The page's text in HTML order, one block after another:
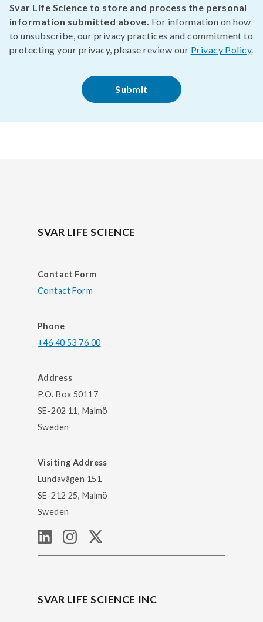
Svar Life Science to store and process the personal
information submitted above. For information on how
to unsubscribe, our privacy practices and commitment to
protecting your privacy, please review our Privacy Policy.
SVAR LIFE SCIENCE
Contact Form
Contact Form
Phone
+46 40 53 76 00
Address
P.O. Box 50117
SE-202 11, Malmö
Sweden
Visiting Address
Lundavägen 151
SE-212 25, Malmö
Sweden
SVAR LIFE SCIENCE INC